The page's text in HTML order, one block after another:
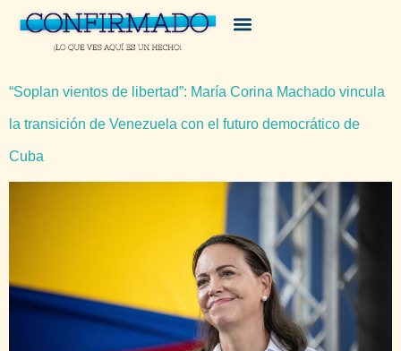
“Soplan vientos de libertad”: María Corina Machado vincula
la transición de Venezuela con el futuro democrático de
Cuba